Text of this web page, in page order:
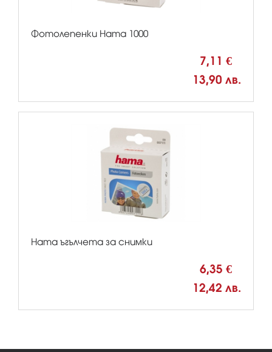
Фотолепенки Hama 1000
7,11 €
13,90 лв.
Hama ъгълчета за снимки
6,35 €
12,42 лв.